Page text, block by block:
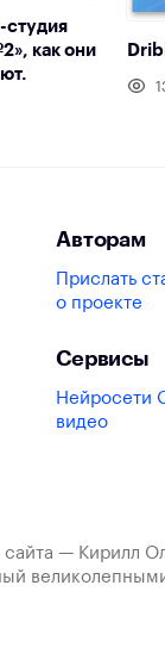
студия
как они
Авторам
Прислать
о проекте
Сервисы
Нейросети
видео
сайта — Кирилл